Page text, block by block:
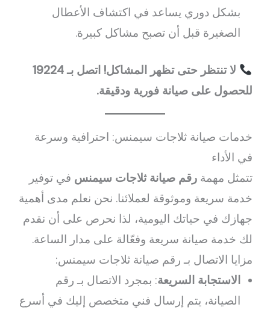
بشكل دوري يساعد في اكتشاف الأعطال
الصغيرة قبل أن تصبح مشاكل كبيرة.
لا تنتظر حتى تظهر المشاكل! اتصل بـ 19224
للحصول على صيانة فورية ودقيقة.
خدمات صيانة ثلاجات سيمنس: احترافية وسرعة
في الأداء
تتمثل مهمةرقم صيانة ثلاجات سيمنس في توفير
خدمة سريعة وموثوقة لعملائنا. نحن نعلم مدى أهمية
جهازك في حياتك اليومية، لذا نحرص على أن نقدم
لك خدمة صيانة سريعة وفعّالة على مدار الساعة.
مزايا الاتصال بـ رقم صيانة ثلاجات سيمنس:
الاستجابة السريعة: بمجرد الاتصال بـ رقم
الصيانة، يتم إرسال فني متخصص إليك في أسرع